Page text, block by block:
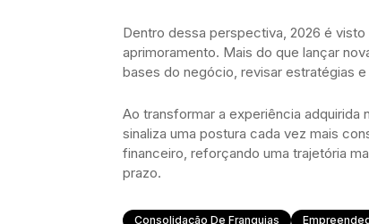
Dentro dessa perspectiva, 2026 é
aprimoramento. Mais do que lançar
bases do negócio, revisar estratégias
Ao transformar a experiência adquirida
sinaliza uma postura cada vez mais
financeiro, reforçando uma trajetória
prazo.
Consolidação De Franquias